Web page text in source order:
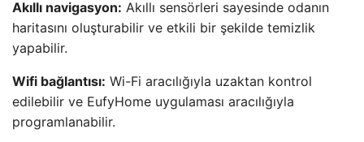
Akıllı navigasyon: Akıllı sensörleri sayesinde odanın
haritasını oluşturabilir ve etkili bir şekilde temizlik
yapabilir.
Wifi bağlantısı: Wi-Fi aracılığıyla uzaktan kontrol
edilebilir ve EufyHome uygulaması aracılığıyla
programlanabilir.